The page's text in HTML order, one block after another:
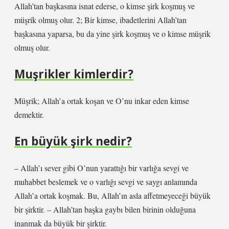
Allah’tan başkasına isnat ederse, o kimse şirk koşmuş ve
müşrik olmuş olur. 2; Bir kimse, ibadetlerini Allah’tan
başkasına yaparsa, bu da yine şirk koşmuş ve o kimse müşrik
olmuş olur.
Muşrikler kimlerdir?
Müşrik; Allah’a ortak koşan ve O’nu inkar eden kimse
demektir.
En büyük şirk nedir?
– Allah’ı sever gibi O’nun yarattığı bir varlığa sevgi ve
muhabbet beslemek ve o varlığı sevgi ve saygı anlamında
Allah’a ortak koşmak. Bu, Allah’ın asla affetmeyeceği büyük
bir şirktir. – Allah’tan başka gaybı bilen birinin olduğuna
inanmak da büyük bir şirktir.